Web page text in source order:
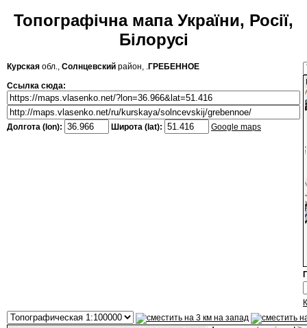
Топографічна мапа України, Росії,
Білорусі
Курская обл., Солнцевский район, .ГРЕБЕННОЕ
Ссылка сюда:
Долгота (lon): Широта (lat): Google maps